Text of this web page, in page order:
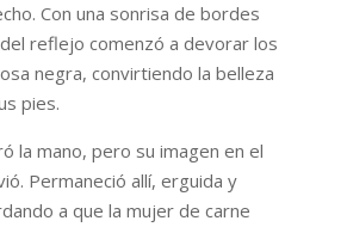
Con una sonrisa de bordes
reflejo comenzó a devorar los
negra, convirtiendo la belleza
pies.
la mano, pero su imagen en el
Permaneció allí, erguida y
a que la mujer de carne